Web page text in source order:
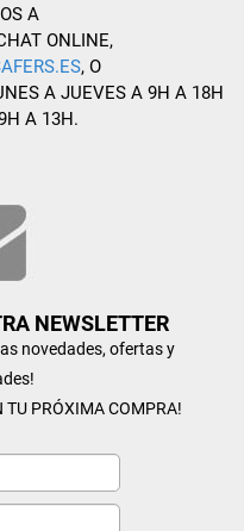
A
ONLINE,
, O
A JUEVES A 9H A 18H
A 13H.
NEWSLETTER
novedades, ofertas y
TU PRÓXIMA COMPRA!